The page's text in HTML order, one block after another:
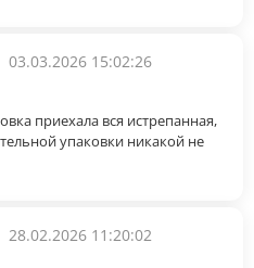
03.03.2026 15:02:26
приехала вся истрепанная,
упаковки никакой не
28.02.2026 11:20:02